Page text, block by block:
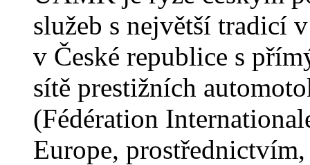
služeb s největší tradicí
v České republice s
sítě prestižních
(Fédération
Europe,